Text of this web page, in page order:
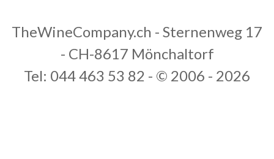
TheWineCompany.ch - Sternenweg 17
- CH-8617 Mönchaltorf
Tel: 044 463 53 82 - © 2006 - 2026